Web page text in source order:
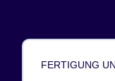
FERTIGUNG